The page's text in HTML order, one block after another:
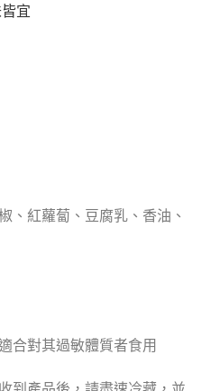
宜
、紅蘿蔔、豆腐乳、香油、
合對其過敏體質者食用